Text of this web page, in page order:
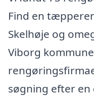
Find en
Skelhøje og
Viborg
søgning efter